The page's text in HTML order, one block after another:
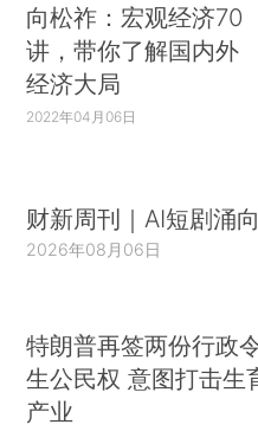
向松祚：宏观经济70
讲，带你了解国内外
经济大局
2022年04月06日
财新周刊｜AI短剧涌
2026年08月06日
特朗普再签两份行政
生公民权 意图打击生
产业